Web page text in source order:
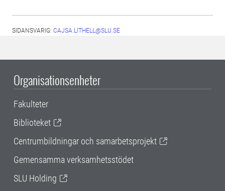
SIDANSVARIG: CAJSA.LITHELL@SLU.SE
Organisationsenheter
Fakulteter
Biblioteket
Centrumbildningar och samarbetsprojekt
Gemensamma verksamhetsstödet
SLU Holding